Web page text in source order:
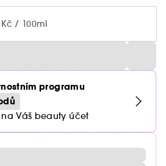
/ 100ml
programu
Váš beauty účet